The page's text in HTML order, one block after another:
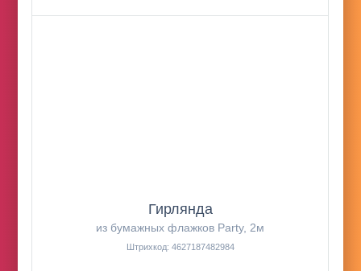
Гирлянда
из бумажных флажков Party, 2м
Штрихкод: 4627187482984